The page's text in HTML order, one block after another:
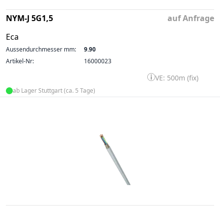
NYM-J 5G1,5
Eca
auf Anfrage
Aussendurchmesser mm:
9.90
Artikel-Nr:
16000023
VE: 500m (fix)
ab Lager Stuttgart (ca. 5 Tage)